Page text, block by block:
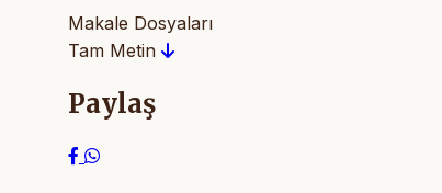
Makale Dosyaları
Tam Metin
Paylaş